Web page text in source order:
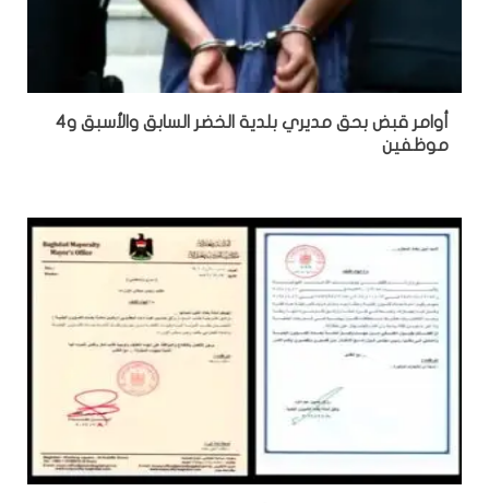
أوامر قبض بحق مديري بلدية الخضر السابق والأسبق و4
موظفين